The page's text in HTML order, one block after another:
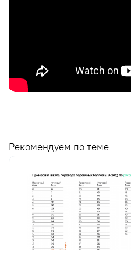
Рекомендуем по теме